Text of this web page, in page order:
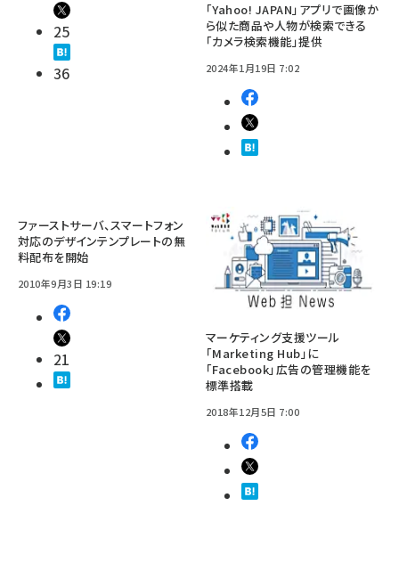
25
36
「Yahoo! JAPAN」アプリで画像か
ら似た商品や人物が検索できる
「カメラ検索機能」提供
2024年1月19日 7:02
ファーストサーバ、スマートフォン
対応のデザインテンプレートの無
料配布を開始
2010年9月3日 19:19
21
マーケティング支援ツール
「Marketing Hub」に
「Facebook」広告の管理機能を
標準搭載
2018年12月5日 7:00